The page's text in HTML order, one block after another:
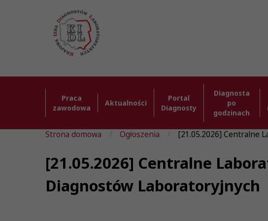
Praca
zawodowa
Aktualności
Portal
Diagnosty
Diagnosta
po
godzinach
Strona domowa Ogłoszenia [21.05.2026] Centralne
[21.05.2026] Centralne
Diagnostów Laboratoryjnych